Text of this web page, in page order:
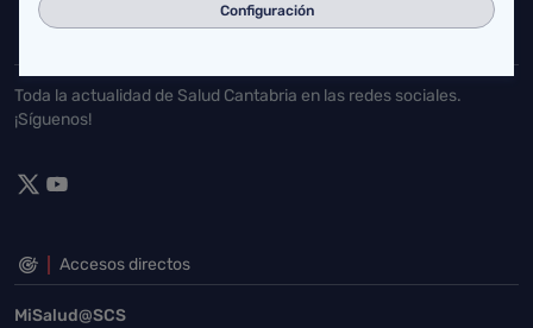
942202770 942202772
Toda la actualidad de Salud Cantabria en las redes sociales.
¡Síguenos!
Accesos directos
MiSalud@SCS
Configuración